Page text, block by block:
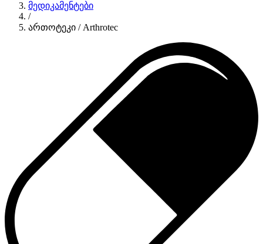
მედიკამენტები
/
ართოტეკი / Arthrotec